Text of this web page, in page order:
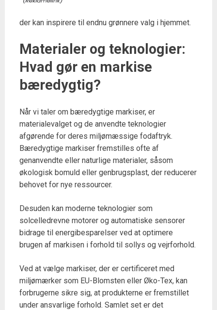
der kan inspirere til endnu grønnere valg i hjemmet.
Materialer og teknologier:
Hvad gør en markise
bæredygtig?
Når vi taler om bæredygtige markiser, er
materialevalget og de anvendte teknologier
afgørende for deres miljømæssige fodaftryk.
Bæredygtige markiser fremstilles ofte af
genanvendte eller naturlige materialer, såsom
økologisk bomuld eller genbrugsplast, der reducerer
behovet for nye ressourcer.
Desuden kan moderne teknologier som
solcelledrevne motorer og automatiske sensorer
bidrage til energibesparelser ved at optimere
brugen af markisen i forhold til sollys og vejrforhold.
Ved at vælge markiser, der er certificeret med
miljømærker som EU-Blomsten eller Øko-Tex, kan
forbrugerne sikre sig, at produkterne er fremstillet
under ansvarlige forhold. Samlet set er det